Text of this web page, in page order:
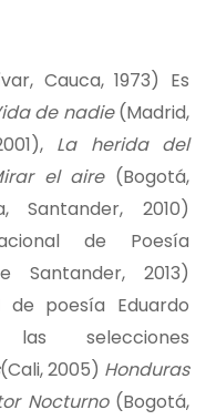
Cauca, 1973) Es
de nadie(Madrid,
La herida del
el aire (Bogotá,
Santander, 2010)
de Poesía
Santander, 2013)
de poesía Eduardo
selecciones
(Cali, 2005) Honduras
Nocturno (Bogotá,